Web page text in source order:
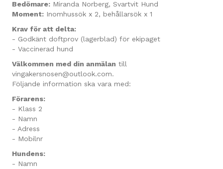
Bedömare: Miranda Norberg, Svartvit Hund
Moment: Inomhussök x 2, behållarsök x 1
Krav för att delta:
- Godkänt doftprov (lagerblad) för ekipaget
- Vaccinerad hund
Välkommen med din anmälan till
vingakersnosen@outlook.com.
Följande information ska vara med:
Förarens:
- Klass 2
- Namn
- Adress
- Mobilnr
Hundens:
- Namn